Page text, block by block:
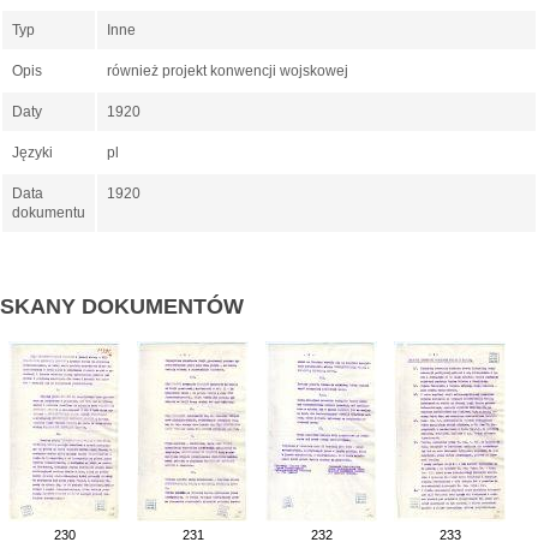
Typ Inne
Opis również projekt konwencji wojskowej
Daty 1920
Języki pl
Data
dokumentu
1920
SKANY DOKUMENTÓW
230 231 232 233